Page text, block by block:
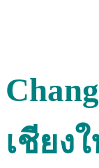
เชียง